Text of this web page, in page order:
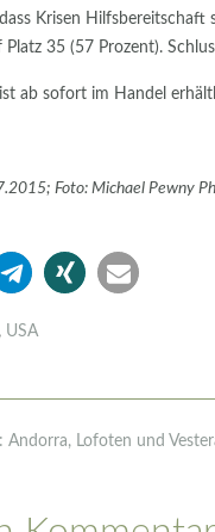
Krisen
35 (57 Prozent).
ab sofort im Handel
Foto: Michael Pewny
, USA
Lofoten und